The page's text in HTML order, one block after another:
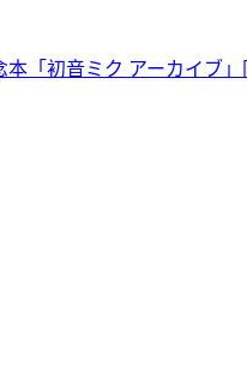
本「初音ミク アーカイ